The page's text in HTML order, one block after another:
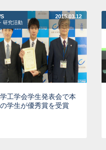
研究活動
2015.03.12
工学会学生発表会で本
学生が優秀賞を受賞